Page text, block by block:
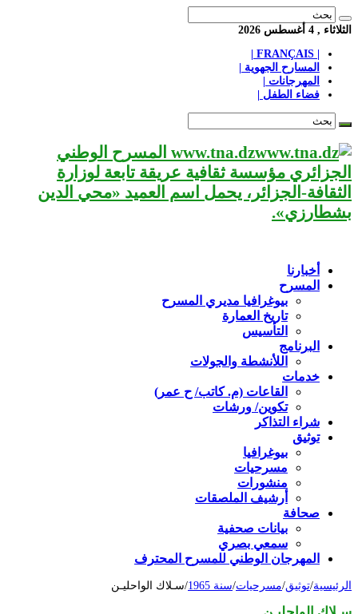
الثلاثاء , 4 أغسطس 2026
المسارح الجهوية |
المهرجانات |
فضاء الطفل |
www.tna.dz المسرح الوطني
الجزائري مؤسسة ثقافية عريقة تابعة لوزارة
الثقافة-الجزائر، يحمل اسم العميد «محي الدين
بشطارزي».
أخبارنا
المسرح
بيوغرافيا مديري المسرح
تاريخ العمارة
التأسيس
البرنامج
اللأنشطة والجولات
خدمات
القاعات (م. كاتب/ ح عمر)
تكوين/ ورشات
شراء التذاكر
توثيق
بيوغرافيا
مسرحيات
منشورات
أرشيف الملصقات
صحافة
بيانات صحفية
سمعي بصري
المهرجان الوطني للمسرح المحترف
الرئيسية/توثيق/مسرحيات/سنة 1965 /سـلاك الواحليـن